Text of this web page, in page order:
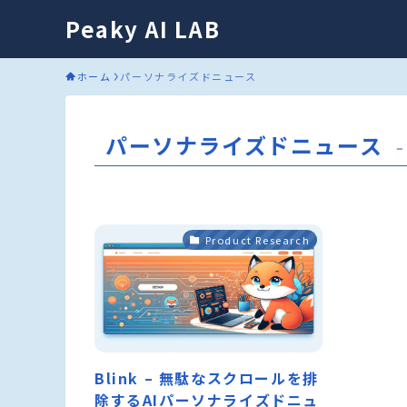
Peaky AI LAB
ホーム パーソナライズドニュース
パーソナライズドニュース
Product Research
Blink – 無駄なスクロールを排
除するAIパーソナライズドニュ